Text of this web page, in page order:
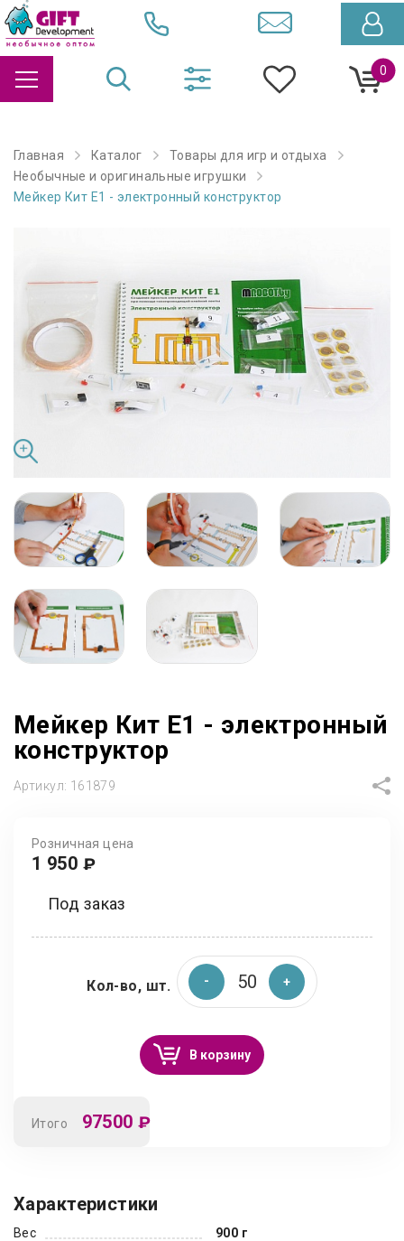
0
Главная Каталог
Товары для игр и отдыха
Необычные и оригинальные игрушки
Мейкер Кит Е1 - электронный конструктор
Мейкер Кит Е1 - электронный
конструктор
Артикул: 161879
Розничная цена
1 950 ₽
Под заказ
Кол-во, шт.
В корзину
Итого 97500 ₽
Характеристики
Вес
900 г